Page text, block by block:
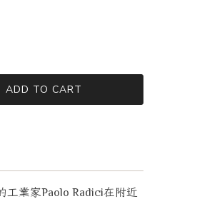
ADD TO CART
工業家Paolo Radici在附近